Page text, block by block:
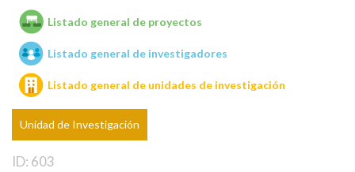
Unidades de investigación
Listado general de proyectos
Listado general de investigadores
Listado general de unidades de investigación
Unidad de Investigación
ID: 603